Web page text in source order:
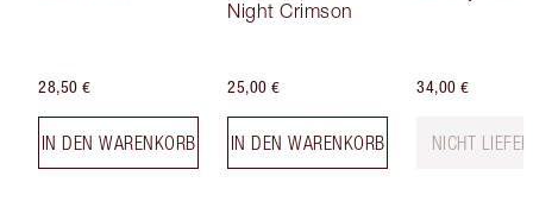
28,50 €
IN DEN WARENKORB
Night Crimson
25,00 €
IN DEN WARENKORB
34,00 €
NICHT